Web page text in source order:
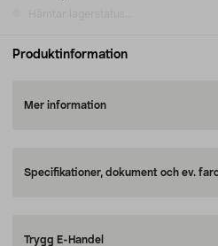
Produktinformation
Mer information
Specifikationer, dokument och ev.
Trygg E-Handel